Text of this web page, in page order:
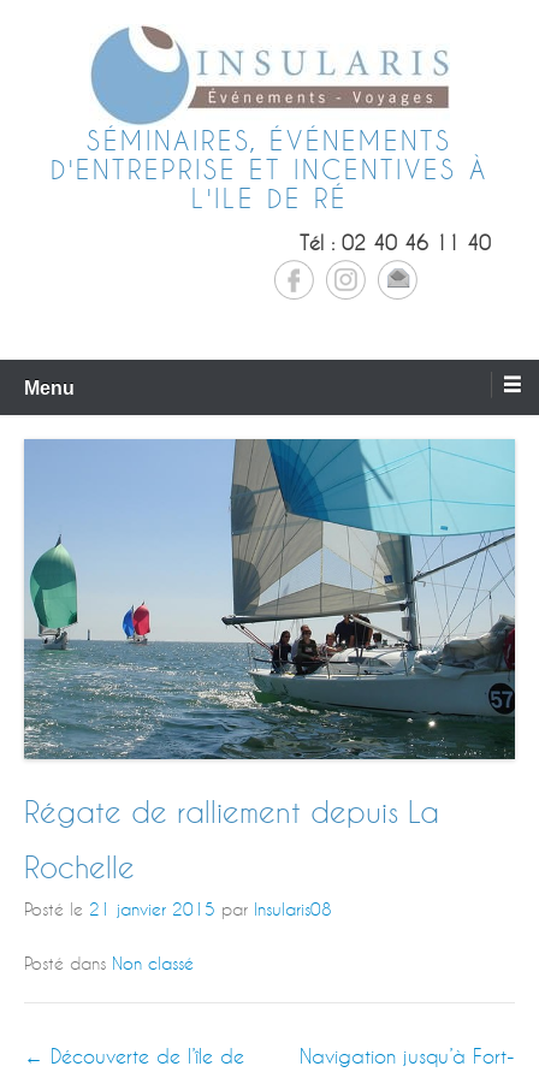
SÉMINAIRES, ÉVÉNEMENTS
D'ENTREPRISE ET INCENTIVES À
L'ILE DE RÉ
Tél : 02 40 46 11 40
Menu
Régate de ralliement depuis La
Rochelle
Posté le 21 janvier 2015 par Insularis08
Posté dans Non classé
← Découverte de l’île de Navigation jusqu’à Fort-